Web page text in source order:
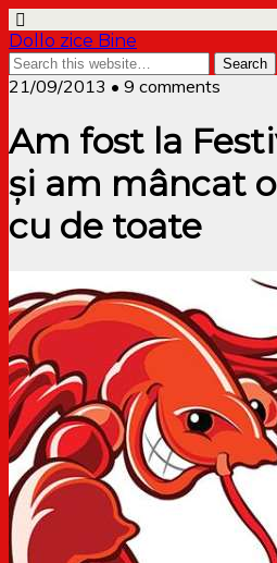
Dollo zice Bine
21/09/2013 • 9 comments
Am fost la
și am mâncat
cu de toate